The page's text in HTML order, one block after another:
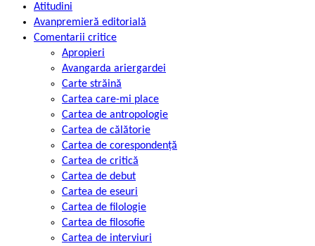
Atitudini
Avanpremieră editorială
Comentarii critice
Apropieri
Avangarda ariergardei
Carte străină
Cartea care-mi place
Cartea de antropologie
Cartea de călătorie
Cartea de corespondență
Cartea de critică
Cartea de debut
Cartea de eseuri
Cartea de filologie
Cartea de filosofie
Cartea de interviuri